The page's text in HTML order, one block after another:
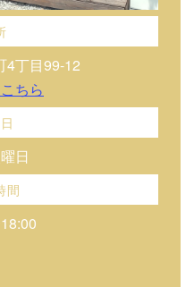
4丁目99-12
ちら
日
間